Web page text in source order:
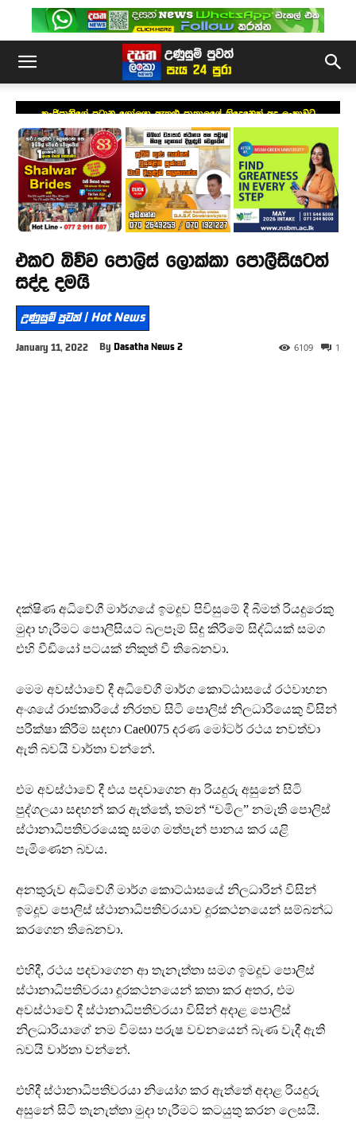
කංජිපානිගේ ප්‍රධාන ගෝලයා ඇතුළු පාතාලයේ තිදෙනෙක් අද ලංකාවට
එකට බිව්ව පොලිස් ලොක්කා පොලීසියටත්
සද්ද දමයි
උණුසුම් පුවත් | Hot News
January 11, 2022 By Dasatha News 2 1
6109
දක්ෂිණ අධිවේගී මාර්ගයේ ඉමදූව පිවිසුමේ දී බීමත් රියදුරෙකු
මුදා හැරීමට පොලීසියට බලපෑම් සිදු කිරීමේ සිද්ධියක් සමග
එහි වීඩියෝ පටයක් නිකුත් වී තිබෙනවා.
මෙම අවස්ථාවේ දී අධිවේගී මාර්ග කොට්ඨාසයේ රථවාහන
අංශයේ රාජකාරියේ නිරතව සිටි පොලිස් නිලධාරියෙකු විසින්
පරීක්ෂා කිරීම සඳහා Cae0075 දරණ මෝටර් රථය නවත්වා
ඇති බවයි වාර්තා වන්නේ.
එම අවස්ථාවේ දී එය පදවාගෙන ආ රියදුරු අසුනේ සිටි
පුද්ගලයා සඳහන් කර ඇත්තේ, තමන් “චමිල” නමැති පොලිස්
ස්ථානාධිපතිවරයෙකු සමග මත්පැන් පානය කර යළි
පැමිණෙන බවය.
අනතුරුව අධිවේගී මාර්ග කොට්ඨාසයේ නිලධාරින් විසින්
ඉමදූව පොලිස් ස්ථානාධිපතිවරයාව දූරකථනයෙන් සම්බන්ධ
කරගෙන තිබෙනවා.
එහිදී, රථය පදවාගෙන ආ තැනැත්තා සමග ඉමදූව පොලිස්
ස්ථානාධිපතිවරයා දූරකථනයෙන් කතා කර අතර, එම
අවස්ථාවේ දී ස්ථානාධිපතිවරයා විසින් අදාළ පොලිස්
නිලධාරියාගේ නම විමසා පරුෂ වචනයෙන් බැණ වැදී ඇති
බවයි වාර්තා වන්නේ.
එහිදී ස්ථානාධිපතිවරයා නියෝග කර ඇත්තේ අදාළ රියදුරු
අසුනේ සිටි තැනැත්තා මුදා හැරීමට කටයුතු කරන ලෙසයි.